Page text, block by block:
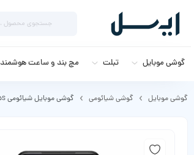
گوشی موبایل تبلت مچ بند و ساعت هوشمند
گوشی موبایل گوشی شیائومی گوشی موبایل شیائومی Poco M5s ظرفیت 64 گیگابایت رم 4 گیگابایت